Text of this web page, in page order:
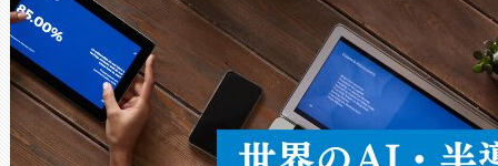
ることなく、単一のデバイス
うにします。遠距離まで届く
密度なスキャ […]